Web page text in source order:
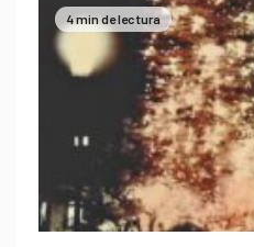
4 min de lectura